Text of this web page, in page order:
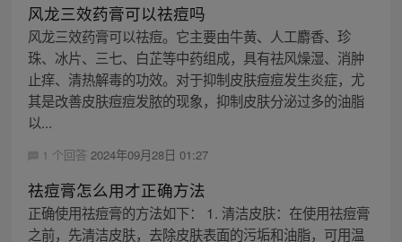
风龙三效药膏可以祛痘吗
风龙三效药膏可以祛痘。它主要由牛黄、人工麝香、珍
珠、冰片、三七、白芷等中药组成，具有祛风燥湿、消肿
止痒、清热解毒的功效。对于抑制皮肤痘痘发生炎症，尤
其是改善皮肤痘痘发脓的现象，抑制皮肤分泌过多的油脂
以...
1 个回答 2024年09月28日 01:27
祛痘膏怎么用才正确方法
正确使用祛痘膏的方法如下： 1. 清洁皮肤：在使用祛痘膏
之前，先清洁皮肤，去除皮肤表面的污垢和油脂，可用温